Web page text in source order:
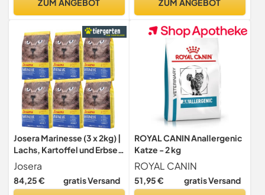
Josera Marinesse (3 x 2kg) |
Lachs, Kartoffel und Erbse
als ausgesuchte
Proteinquelle für
anspruchtsvolle Katzen
Josera
84,25 € gratis Versand
ROYAL CANIN Anallergenic
Katze - 2 kg
ROYAL CANIN
51,95 € gratis Versand